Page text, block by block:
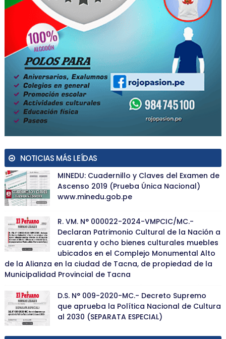
NOTICIAS MÁS LEÍDAS
MINEDU: Cuadernillo y Claves del Examen de
Ascenso 2019 (Prueba Única Nacional)
www.minedu.gob.pe
R. VM. N° 000022-2024-VMPCIC/MC.-
Declaran Patrimonio Cultural de la Nación a
cuarenta y ocho bienes culturales muebles
ubicados en el Complejo Monumental Alto
de la Alianza en la ciudad de Tacna, de propiedad de la
Municipalidad Provincial de Tacna
D.S. N° 009-2020-MC.- Decreto Supremo
que aprueba la Política Nacional de Cultura
al 2030 (SEPARATA ESPECIAL)